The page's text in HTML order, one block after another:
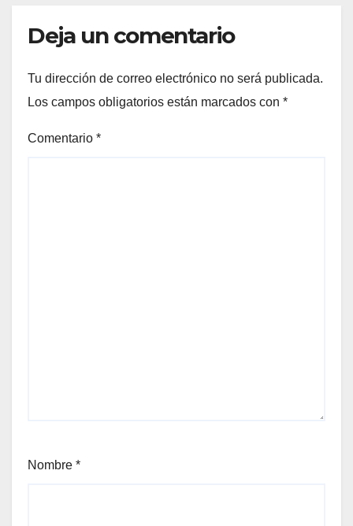
Deja un comentario
Tu dirección de correo electrónico no será publicada.
Los campos obligatorios están marcados con *
Comentario *
Nombre *